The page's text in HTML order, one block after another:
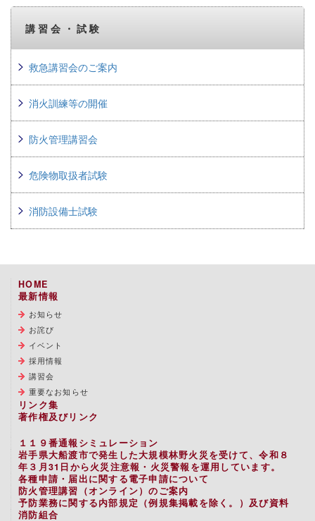
講習会・試験
救急講習会のご案内
消火訓練等の開催
防火管理講習会
危険物取扱者試験
消防設備士試験
HOME
最新情報
お知らせ
お詫び
イベント
採用情報
講習会
重要なお知らせ
リンク集
著作権及びリンク
１１９番通報シミュレーション
岩手県大船渡市で発生した大規模林野火災を受けて、令和８
年３月31日から火災注意報・火災警報を運用しています。
各種申請・届出に関する電子申請について
防火管理講習（オンライン）のご案内
予防業務に関する内部規定（例規集掲載を除く。）及び資料
消防組合